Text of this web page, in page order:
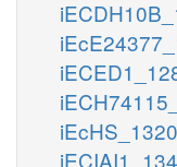
iEcHS_1320